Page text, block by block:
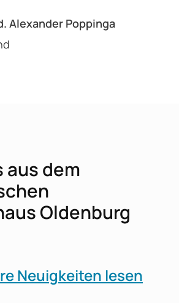
Alexander Poppinga
dem
Oldenburg
Neuigkeiten lesen